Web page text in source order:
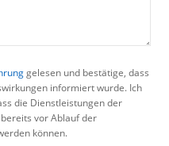
gelesen und bestätige, dass
informiert wurde. Ich
die Dienstleistungen der
vor Ablauf der
können.